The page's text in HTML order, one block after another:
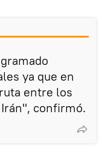
ya que en
entre los
confirmó.